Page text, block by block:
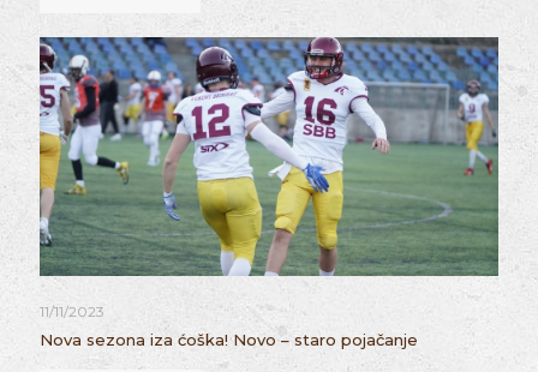
11/11/2023
Nova sezona iza ćoška! Novo – staro pojačanje